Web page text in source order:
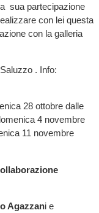
sua partecipazione
con lei questa
con la galleria
. Info:
28 ottobre dalle
4 novembre
11 novembre
Agazzani e